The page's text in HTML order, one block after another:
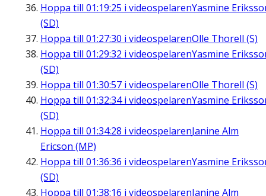
Hoppa till 01:19:25 i videospelarenYasmine
(SD)
Hoppa till 01:27:30 i videospelarenOlle Thorell (S)
Hoppa till 01:29:32 i videospelarenYasmine
(SD)
Hoppa till 01:30:57 i videospelarenOlle Thorell (S)
Hoppa till 01:32:34i videospelarenYasmine
(SD)
Hoppa till 01:34:28 i videospelarenJanine Alm
Ericson (MP)
Hoppa till 01:36:36 i videospelarenYasmine
(SD)
Hoppa till 01:38:16 i videospelarenJanine Alm